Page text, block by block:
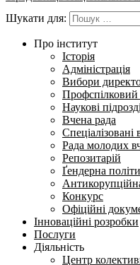
Шукати для:
Про інститут
Історія
Адміністрація
Вибори
Профспілковий
Наукові
Вчена рада
Спеціалізовані
Рада молодих
Репозитарій
Ґендерна
Конкурс
Офіційні
Інноваційні розробки
Послуги
Діяльність
Центр